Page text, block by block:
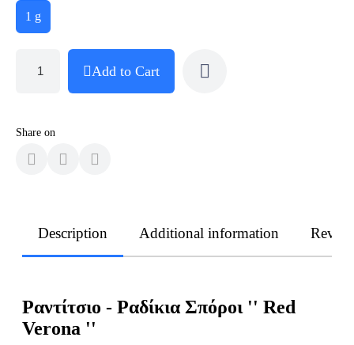
1 g
Add to Cart
Share on
Description Additional information
Ραντίτσιο - Ραδίκια Σπόροι '' Red
Verona ''